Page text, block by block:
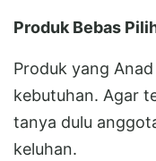
Produk Bebas
Produk yang
kebutuhan. Agar
tanya dulu
keluhan.